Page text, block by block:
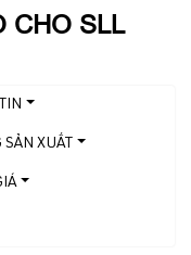
CHO SLL
SẢN XUẤT